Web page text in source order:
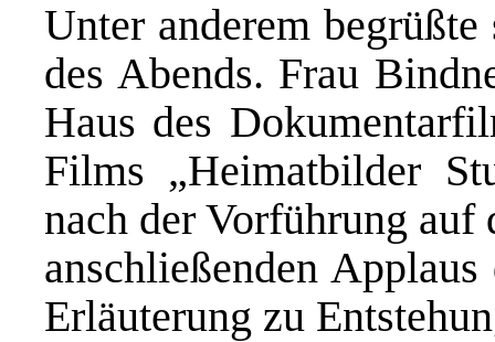
Unter anderem
des Abends. Frau
Haus des
Films „Heimatbilder
nach der Vorführung
anschließenden
Erläuterung zu